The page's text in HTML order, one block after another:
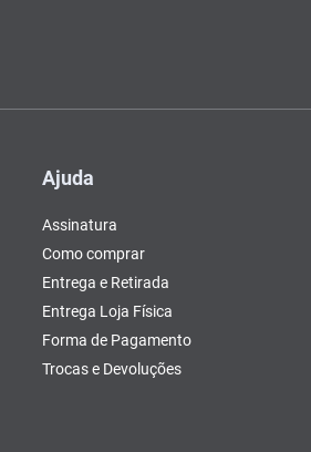
Ajuda
Assinatura
Como comprar
Entrega e Retirada
Entrega Loja Física
Forma de Pagamento
Trocas e Devoluções